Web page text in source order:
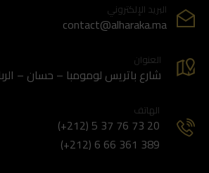
البريد الإلكتروني
contact@alharaka.ma
العنوان
66، شارع باتريس لومومبا – حسان –
الهاتف
(+212) 5 37 76 73 20
(+212) 6 66 361 389